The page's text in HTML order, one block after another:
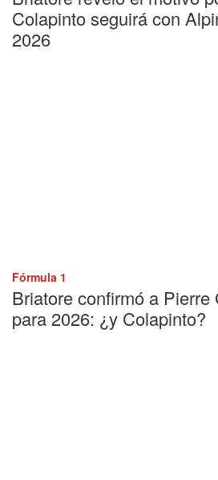
Colapinto seguirá con
2026
Fórmula 1
Briatore confirmó a
para 2026: ¿y Colapinto?